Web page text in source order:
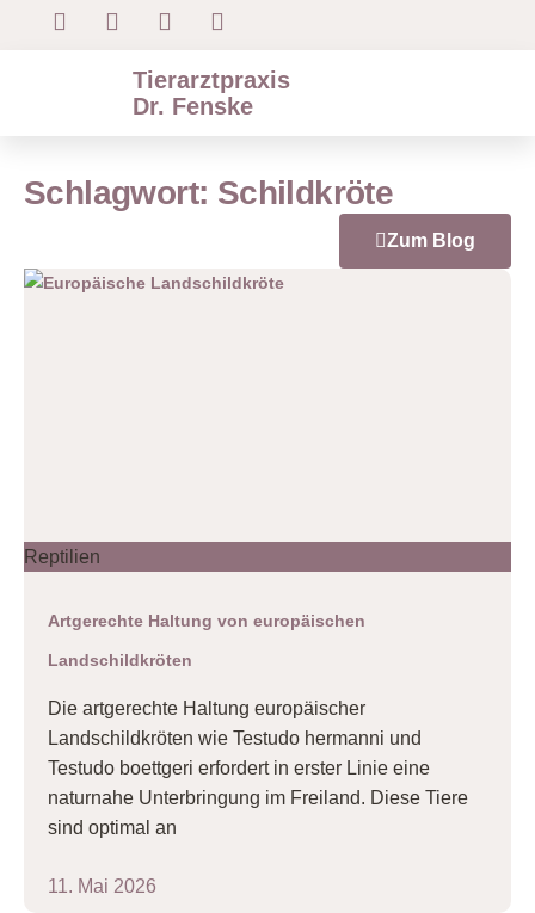
Tierarztpraxis
Dr. Fenske
Schlagwort: Schildkröte
Zum Blog
Reptilien
Artgerechte Haltung von europäischen
Landschildkröten
Die artgerechte Haltung europäischer
Landschildkröten wie Testudo hermanni und
Testudo boettgeri erfordert in erster Linie eine
naturnahe Unterbringung im Freiland. Diese Tiere
sind optimal an
11. Mai 2026